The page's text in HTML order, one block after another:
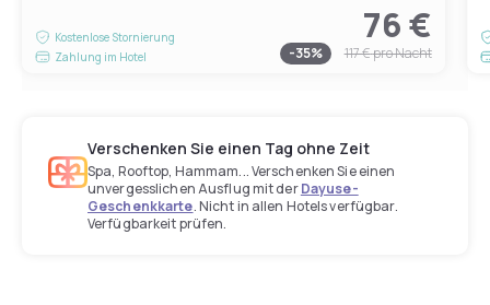
Kostenlose Stornierung
Zahlung im Hotel
76 €
-35% 117 €pro Nacht
Verschenken Sie einen Tag ohne Zeit
Spa, Rooftop, Hammam... Verschenken Sie einen
unvergesslichen Ausflug mit derDayuse-
Geschenkkarte. Nicht in allen Hotels verfügbar.
Verfügbarkeit prüfen.